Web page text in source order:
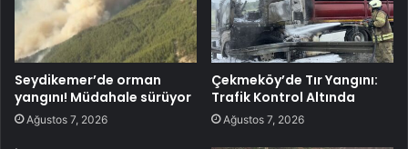
Seydikemer’de orman
yangını! Müdahale sürüyor
Ağustos 7, 2026
Çekmeköy’de Tır Yangını:
Trafik Kontrol Altında
Ağustos 7, 2026